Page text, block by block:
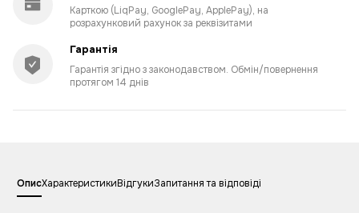
Карткою (LiqPay, GooglePay, ApplePay), на
розрахунковий рахунок за реквізитами
Гарантія
Гарантія згідно з законодавством. Обмін/повернення
протягом 14 днів
ОписХарактеристикиВідгукиЗапитання та відповіді